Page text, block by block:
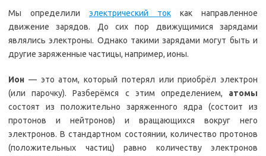
Мы определили электрический ток как направленное
движение зарядов. До сих пор движущимися зарядами
являлись электроны. Однако такими зарядами могут быть и
другие заряженные частицы, например, ионы.
Ион — это атом, который потерял или приобрёл электрон
(или парочку). Разберёмся с этим определением, атомы
состоят из положительно заряженного ядра (состоит из
протонов и нейтронов) и вращающихся вокруг него
электронов. В стандартном состоянии, количество протонов
(положительных частиц) равно количеству электронов